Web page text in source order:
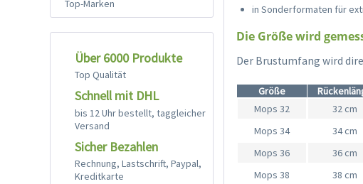
Top-Marken
Über 6000 Produkte
Top Qualität
Schnell mit DHL
bis 12 Uhr bestellt, taggleicher
Versand
Sicher Bezahlen
Rechnung, Lastschrift, Paypal,
Kreditkarte
in Sonderformaten für
Die Größe wird
Der Brustumfang wird
Größe
Mops 32
32 cm
Mops 34
34 cm
Mops 36
36 cm
Mops 38
38 cm